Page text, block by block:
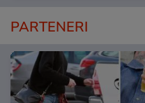
PARTENERI